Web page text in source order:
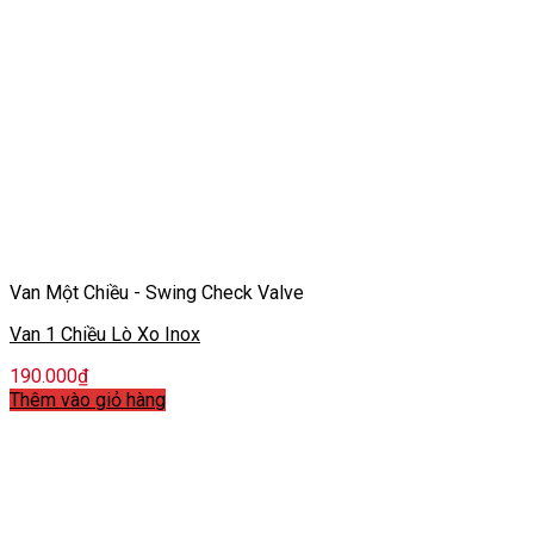
Van Một Chiều - Swing Check Valve
Van 1 Chiều Lò Xo Inox
190.000₫
Thêm vào giỏ hàng